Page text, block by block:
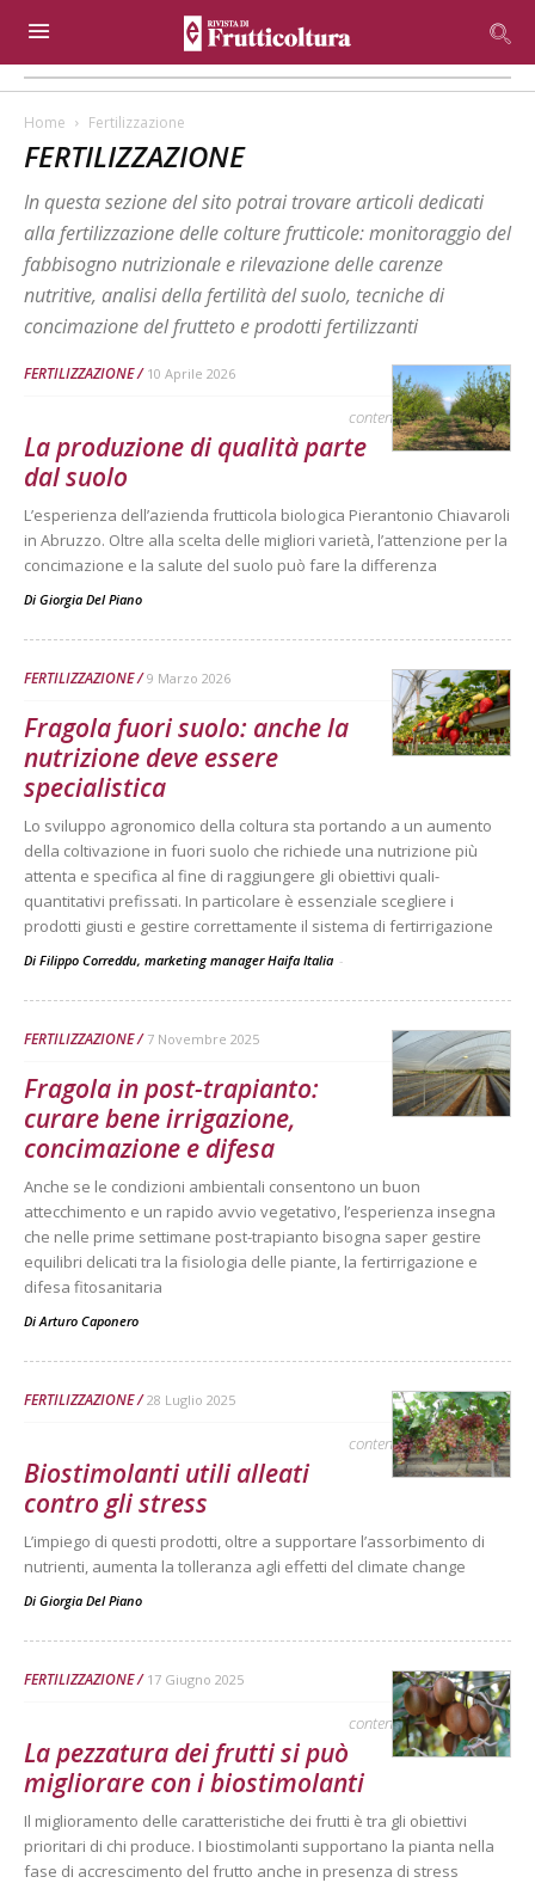
Home Fertilizzazione
FERTILIZZAZIONE
In questa sezione del sito potrai trovare articoli dedicati
alla fertilizzazione delle colture frutticole: monitoraggio del
fabbisogno nutrizionale e rilevazione delle carenze
nutritive, analisi della fertilità del suolo, tecniche di
concimazione del frutteto e prodotti fertilizzanti
FERTILIZZAZIONE 10 Aprile 2026
contenuto sponsorizzato
La produzione di qualità parte
dal suolo
L’esperienza dell’azienda frutticola biologica Pierantonio Chiavaroli
in Abruzzo. Oltre alla scelta delle migliori varietà, l’attenzione per la
concimazione e la salute del suolo può fare la differenza
Di Giorgia Del Piano
FERTILIZZAZIONE 9 Marzo 2026
Fragola fuori suolo: anche la
nutrizione deve essere
specialistica
Lo sviluppo agronomico della coltura sta portando a un aumento
della coltivazione in fuori suolo che richiede una nutrizione più
attenta e specifica al fine di raggiungere gli obiettivi quali-
quantitativi prefissati. In particolare è essenziale scegliere i
prodotti giusti e gestire correttamente il sistema di fertirrigazione
Di Filippo Correddu, marketing manager Haifa Italia -
FERTILIZZAZIONE 7 Novembre 2025
Fragola in post-trapianto:
curare bene irrigazione,
concimazione e difesa
Anche se le condizioni ambientali consentono un buon
attecchimento e un rapido avvio vegetativo, l’esperienza insegna
che nelle prime settimane post-trapianto bisogna saper gestire
equilibri delicati tra la fisiologia delle piante, la fertirrigazione e
difesa fitosanitaria
DiArturo Caponero
FERTILIZZAZIONE 28 Luglio 2025
contenuto sponsorizzato
Biostimolanti utili alleati
contro gli stress
L’impiego di questi prodotti, oltre a supportare l’assorbimento di
nutrienti, aumenta la tolleranza agli effetti del climate change
Di Giorgia Del Piano
FERTILIZZAZIONE 17 Giugno 2025
contenuto sponsorizzato
La pezzatura dei frutti si può
migliorare con i biostimolanti
Il miglioramento delle caratteristiche dei frutti è tra gli obiettivi
prioritari di chi produce. I biostimolanti supportano la pianta nella
fase di accrescimento del frutto anche in presenza di stress